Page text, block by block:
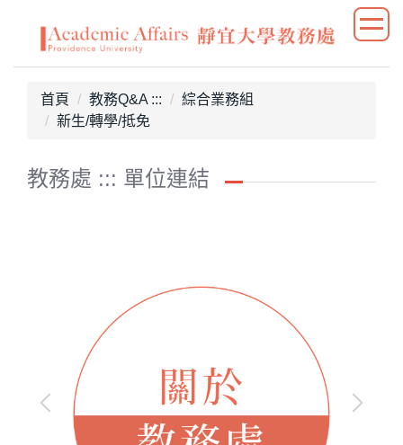
首頁 教務Q&A :::
綜合業務組
新生/轉學/抵免
教務處 ::: 單位連結